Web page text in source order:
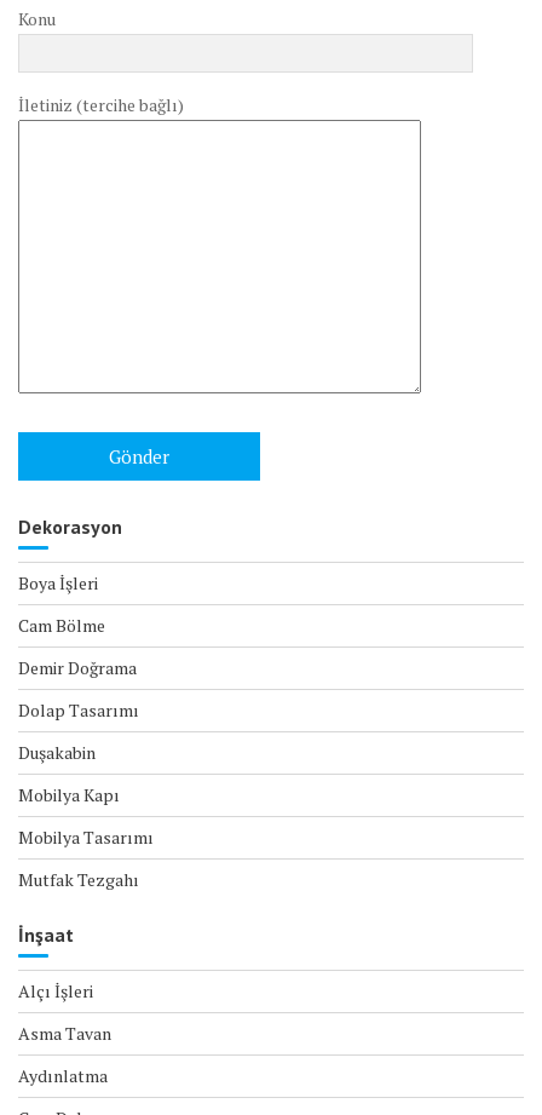
Konu
İletiniz (tercihe bağlı)
Dekorasyon
Boya İşleri
Cam Bölme
Demir Doğrama
Dolap Tasarımı
Duşakabin
Mobilya Kapı
Mobilya Tasarımı
Mutfak Tezgahı
İnşaat
Alçı İşleri
Asma Tavan
Aydınlatma